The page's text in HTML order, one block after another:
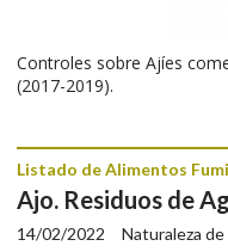
Controles sobre Ajíes
(2017-2019).
Ajo. Residuos de
Naturaleza
Listado de Alimentos
14/02/2022